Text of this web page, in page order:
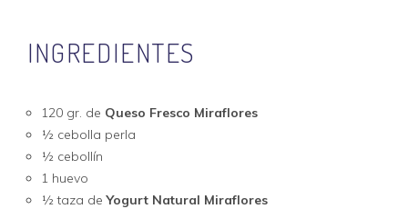
INGREDIENTES
120 gr. de Queso Fresco Miraflores
½ cebolla perla
½ cebollín
1 huevo
½ taza deYogurt Natural Miraflores